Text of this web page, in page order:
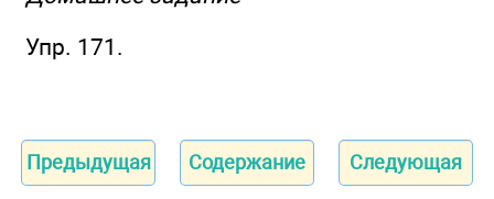
Упр. 171.
Предыдущая Содержание Следующая